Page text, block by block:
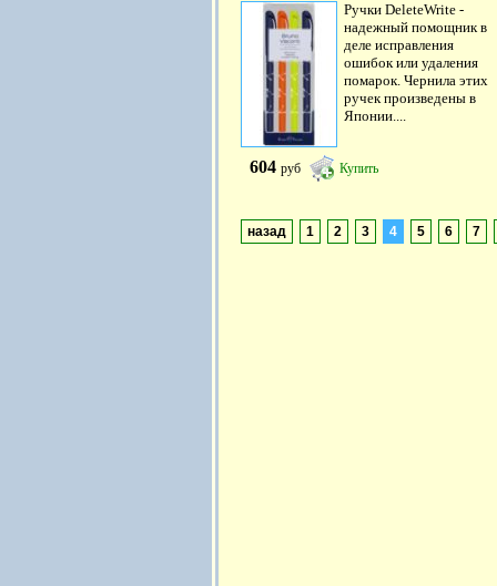
Ручки DeleteWrite -
надежный помощник в
деле исправления
ошибок или удаления
помарок. Чернила этих
ручек произведены в
Японии....
604 руб Купить
назад 1 2 3 4 5 6 7